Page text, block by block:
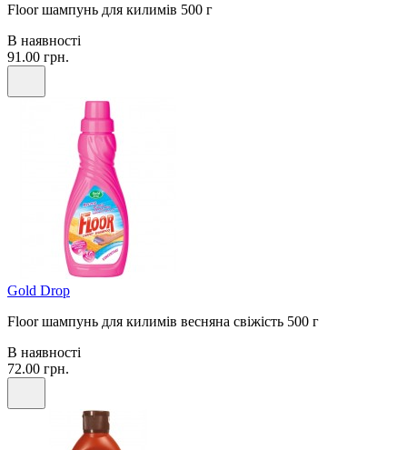
Floor шампунь для килимів 500 г
В наявності
91.00 грн.
Gold Drop
Floor шампунь для килимів весняна свіжість 500 г
В наявності
72.00 грн.